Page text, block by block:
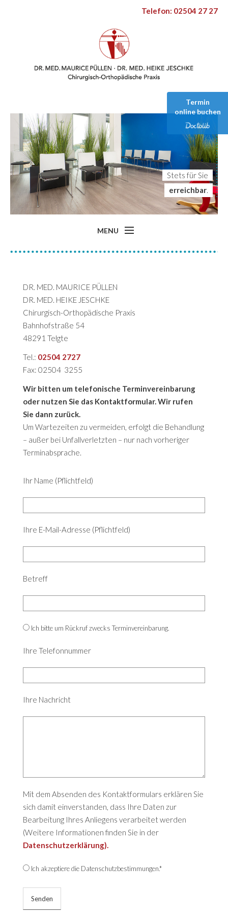
Telefon: 02504 27 27
erreichbar
MENU
Start
Ärzte
Praxis
Kontakt
DR. MED. MAURICE PÜLLEN
DR. MED. HEIKE JESCHKE
Chirurgisch-Orthopädische Praxis
Bahnhofstraße 54
48291 Telgte
Tel.: 02504 2727
Fax: 02504 3255
Wir bitten um telefonische Terminvereinbarung
oder nutzen Sie das Kontaktformular. Wir rufen
Sie dann zurück.
Um Wartezeiten zu vermeiden, erfolgt die Behandlung
– außer bei Unfallverletzten – nur nach vorheriger
Terminabsprache.
Ihr Name (Pflichtfeld)
Ihre E-Mail-Adresse (Pflichtfeld)
Betreff
Ich bitte um Rückruf zwecks Terminvereinbarung.
Ihre Telefonnummer
Ihre Nachricht
Mit dem Absenden des Kontaktformulars erklären Sie
sich damit einverstanden, dass Ihre Daten zur
Bearbeitung Ihres Anliegens verarbeitet werden
(Weitere Informationen finden Sie in der
Datenschutzerklärung).
Ich akzeptiere die Datenschutzbestimmungen.*
Termin
online buchen